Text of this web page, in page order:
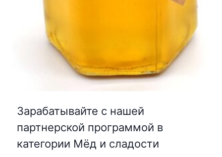
Зарабатывайте с нашей
партнерской программой в
категории Мёд и сладости